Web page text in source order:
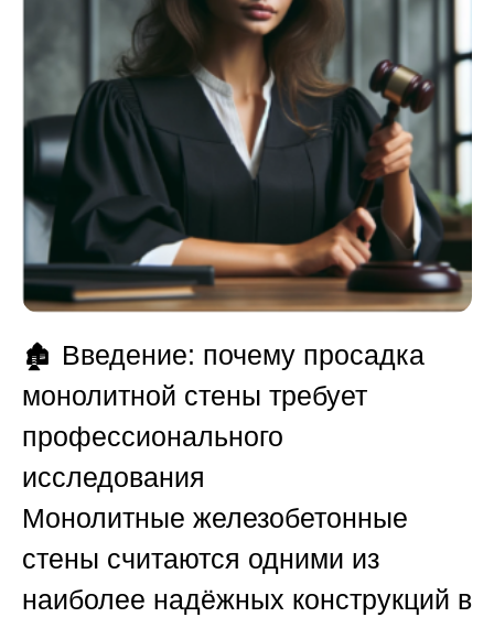
🏚️ Введение: почему просадка
монолитной стены требует
профессионального
исследования
Монолитные железобетонные
стены считаются одними из
наиболее надёжных конструкций в